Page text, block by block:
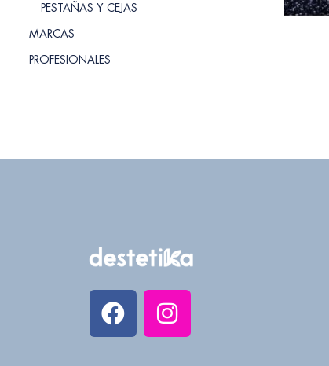
PESTAÑAS Y CEJAS
MARCAS
PROFESIONALES